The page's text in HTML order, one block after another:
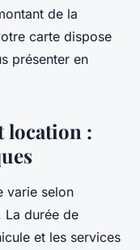
de la
carte dispose
présenter en
location :
varie selon
La durée de
et les services